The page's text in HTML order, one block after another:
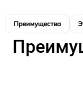
Преимущества